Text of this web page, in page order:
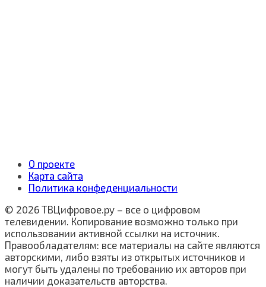
О проекте
Карта сайта
Политика конфеденциальности
© 2026 ТВЦифровое.ру – все о цифровом
телевидении. Копирование возможно только при
использовании активной ссылки на источник.
Правообладателям: все материалы на сайте являются
авторскими, либо взяты из открытых источников и
могут быть удалены по требованию их авторов при
наличии доказательств авторства.